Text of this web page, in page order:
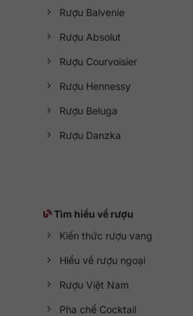
Rượu Balvenie
Rượu Absolut
Rượu Courvoisier
Rượu Hennessy
Rượu Beluga
Rượu Danzka
Tìm hiểu về rượu
Kiến thức rượu vang
Hiểu về rượu ngoại
Rượu Việt Nam
Pha chế Cocktail